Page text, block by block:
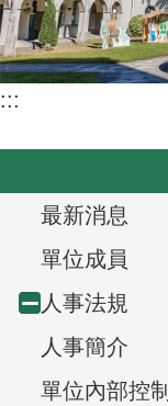
:::
T
r
e
e
v
最新消息
單位成員
Collapse
node
人事法規
人事簡介
單位內部控制